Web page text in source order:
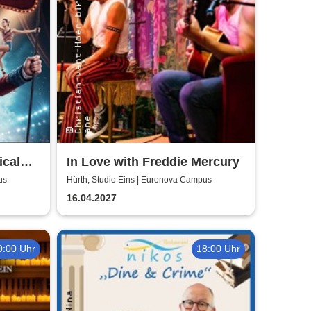
In Love with Freddie Mercury
Hürth, Studio Eins | Euronova Campus
16.04.2027
Uhr 18:00 Uhr